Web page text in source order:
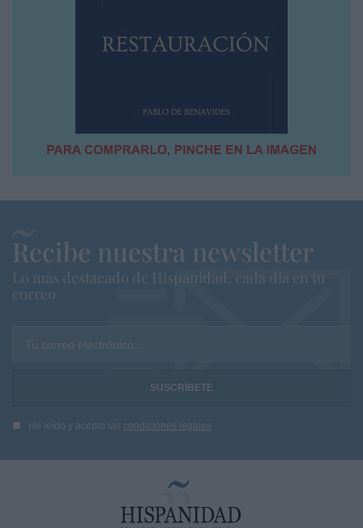
Recibe nuestra newsletter
Lo más destacado de Hispanidad, cada dia en tu
correo
Tu correo electrónico...
He leído y acepto las condiciones legales